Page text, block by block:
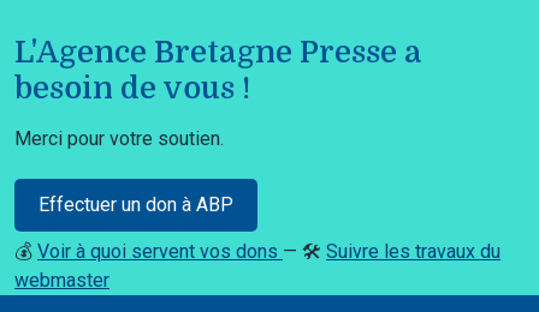
L'Agence Bretagne Presse a
besoin de vous !
Merci pour votre soutien.
Effectuer un don à ABP
💰 Voir à quoi servent vos dons — 🛠️ Suivre les travaux du
webmaster